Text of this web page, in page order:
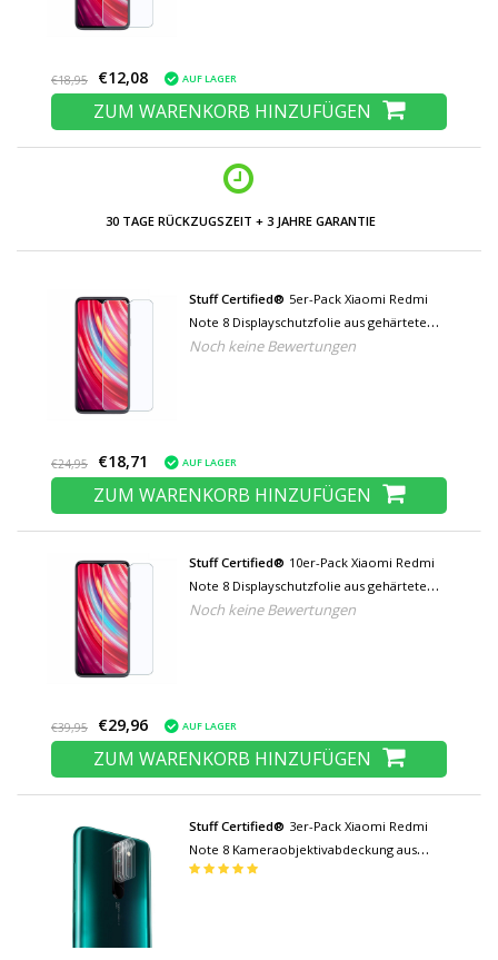
€18,95 €12,08 AUF LAGER
ZUM WARENKORB HINZUFÜGEN
30 TAGE RÜCKZUGSZEIT + 3 JAHRE GARANTIE
Stuff Certified® 5er-Pack Xiaomi Redmi
Note 8 Displayschutzfolie aus gehärtetem
Glas Filmglas aus gehärtetem Glas
Noch keine Bewertungen
€24,95 €18,71 AUF LAGER
ZUM WARENKORB HINZUFÜGEN
Stuff Certified® 10er-Pack Xiaomi Redmi
Note 8 Displayschutzfolie aus gehärtetem
Glas Filmglas aus gehärtetem Glas
Noch keine Bewertungen
€39,95 €29,96 AUF LAGER
ZUM WARENKORB HINZUFÜGEN
Stuff Certified® 3er-Pack Xiaomi Redmi
Note 8 Kameraobjektivabdeckung aus
gehärtetem Glas - stoßfester